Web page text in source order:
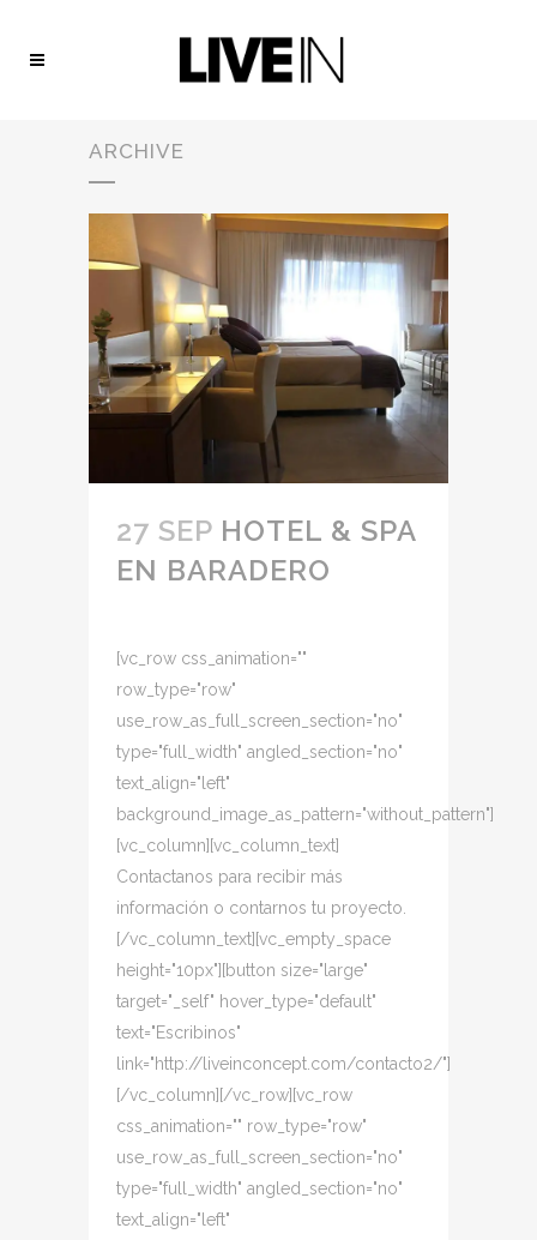
ARCHIVE
27 SEP HOTEL & SPA
EN BARADERO
[vc_row css_animation=""
row_type="row"
use_row_as_full_screen_section="no"
type="full_width" angled_section="no"
text_align="left"
background_image_as_pattern="without_pattern"]
[vc_column][vc_column_text]
Contactanos para recibir más
información o contarnos tu proyecto.
[/vc_column_text][vc_empty_space
height="10px"][button size="large"
target="_self" hover_type="default"
text="Escribinos"
link="http://liveinconcept.com/contacto2/"]
[/vc_column][/vc_row][vc_row
css_animation="" row_type="row"
use_row_as_full_screen_section="no"
type="full_width" angled_section="no"
text_align="left"